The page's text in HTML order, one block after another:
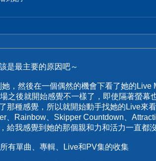
是最主要的原因吧～
，然後在一個偶然的機會下看了她的Live
之後就開始感覺不一樣了，即使隔著螢幕
那種感覺，所以就開始動手找她的Live來看
、Rainbow、Skipper Countdown、
給我感覺到她的那個親和力和活力一直都
有單曲、專輯、Live和PV集的收集